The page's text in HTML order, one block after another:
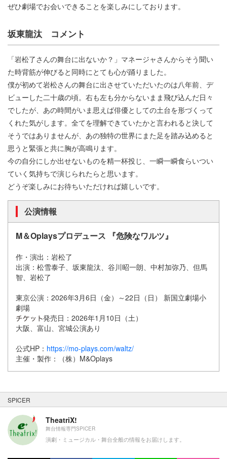
ぜひ劇場でお会いできることを楽しみにしております。
坂東龍汰 コメント
「岩松了さんの舞台に出ないか？」マネージャさんからそう聞い
た時背筋が伸びると同時にとても心が踊りました。
僕が初めて岩松さんの舞台に出させていただいたのは八年前、デ
ビューした二十歳の頃。右も左も分からないまま飛び込んだ日々
でしたが、あの時間がいま思えば俳優としての土台を形づくって
くれた気がします。全てを理解できていたかと言われると決して
そうではありませんが、あの独特の世界にまた足を踏み込めると
思うと緊張と共に胸が高鳴ります。
今の自分にしか出せないものを精一杯投じ、一瞬一瞬食らいつい
ていく気持ちで演じられたらと思います。
どうぞ楽しみにお待ちいただければ嬉しいです。
公演情報
M＆Oplaysプロデュース 『危険なワルツ』
作・演出：岩松了
出演：松雪泰子、坂東龍汰、谷川昭一朗、中村加弥乃、但馬
智、岩松了
東京公演：2026年3月6日（金）～22日（日） 新国立劇場小
劇場
発売日：2026年1月10日（土）
大阪、富山、宮城公演あり
公式HP： https://mo-plays.com/waltz/
主催・製作：（株）M&Oplays
SPICER
TheatriX!
舞台情報専門SPICER
演劇・ミュージカル・舞台全般の情報をお届けします。